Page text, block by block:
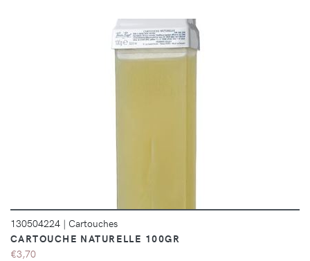
130504224 | Cartouches
CARTOUCHE NATURELLE 100GR
€3,70